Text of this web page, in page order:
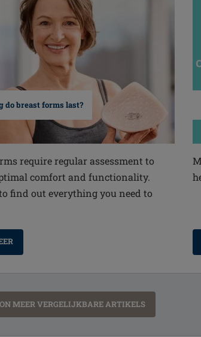
do breast forms last?
require regular assessment to
comfort and functionality.
find out everything you need to
MEER VERGELIJKBARE ARTIKELS